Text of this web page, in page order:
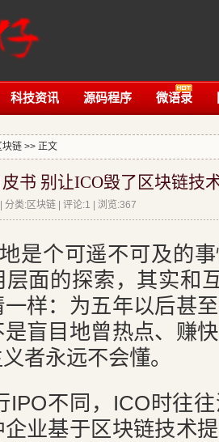
科技资讯 源码程序 微语录
块链 >> 正文
书 别让ICO毁了区块链技
分类:区块链 | 评论:1 | 浏览:367
是个可遥不可及的
面的探索，其实和
样：为五年以后甚
盲目地曾热点、赚
者永远不会懂。
IPO不同，ICO时往
业基于区块链技术